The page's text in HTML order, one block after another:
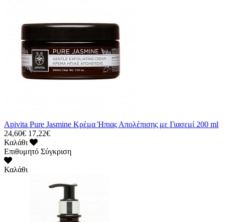
Apivita Pure Jasmine Κρέμα Ήπιας Απολέπισης με Γιασεμί 200 ml
24,60€ 17,22€
Καλάθι
Επιθυμητό Σύγκριση
Καλάθι